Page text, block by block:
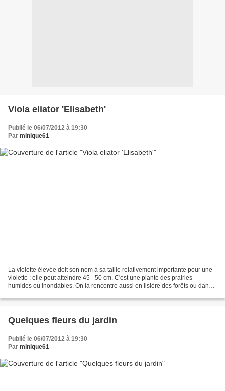
Viola eliator 'Elisabeth'
Publié le 06/07/2012 à 19:30
Par minique61
La violette élevée doit son nom à sa taille relativement importante pour une
violette : elle peut atteindre 45 - 50 cm. C'est une plante des prairies
humides ou inondables. On la rencontre aussi en lisière des forêts ou dans
Quelques fleurs du jardin
Publié le 06/07/2012 à 19:30
Par minique61